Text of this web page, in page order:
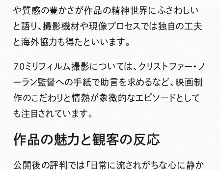
や質感の豊かさが作品の精神世界にふさわしい
と語り、撮影機材や現像プロセスでは独自の工夫
と海外協力も得たといいます。
70ミリフィルム撮影については、クリストファー・ノ
ーラン監督への手紙で助言を求めるなど、映画制
作のこだわりと情熱が象徴的なエピソードとして
も注目されています。
作品の魅力と観客の反応
公開後の評判では「日常に流されがちな心に静か